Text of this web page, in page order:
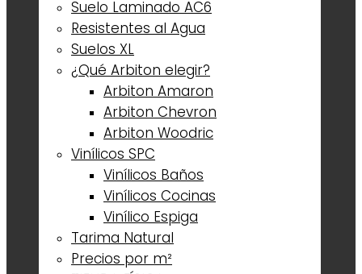
Suelo Laminado AC6
Resistentes al Agua
Suelos XL
¿Qué Arbiton elegir?
Arbiton Amaron
Arbiton Chevron
Arbiton Woodric
Vinílicos SPC
Vinílicos Baños
Vinílicos Cocinas
Vinílico Espiga
Tarima Natural
Precios por m²